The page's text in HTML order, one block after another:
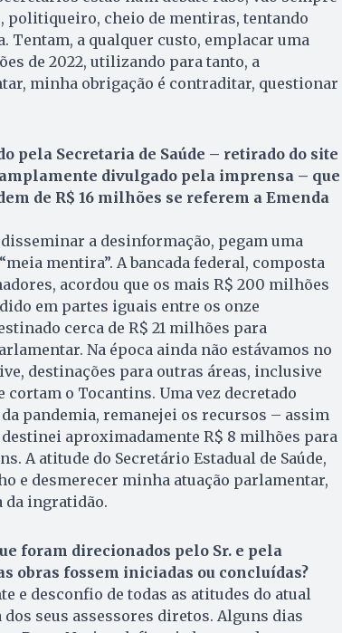
politiqueiro, cheio de mentiras, tentando
Tentam, a qualquer custo, emplacar uma
de 2022, utilizando para tanto, a
minha obrigação é contraditar, questionar
pela Secretaria de Saúde – retirado do site
divulgado pela imprensa – que
de R$ 16 milhões se referem a Emenda
a desinformação, pegam uma
mentira”. A bancada federal, composta
acordou que os mais R$ 200 milhões
em partes iguais entre os onze
cerca de R$ 21 milhões para
Na época ainda não estávamos no
destinações para outras áreas, inclusive
cortam o Tocantins. Uma vez decretado
pandemia, remanejei os recursos – assim
aproximadamente R$ 8 milhões para
A atitude do Secretário Estadual de Saúde,
e desmerecer minha atuação parlamentar,
da ingratidão.
foram direcionados pelo Sr. e pela
obras fossem iniciadas ou concluídas?
e desconfio de todas as atitudes do atual
seus assessores diretos. Alguns dias